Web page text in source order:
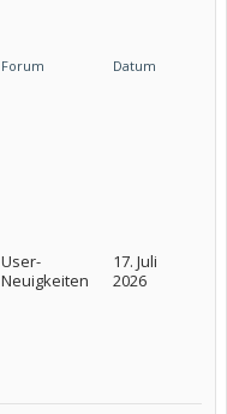
Forum Datum
User-
Neuigkeiten
17. Juli
2026